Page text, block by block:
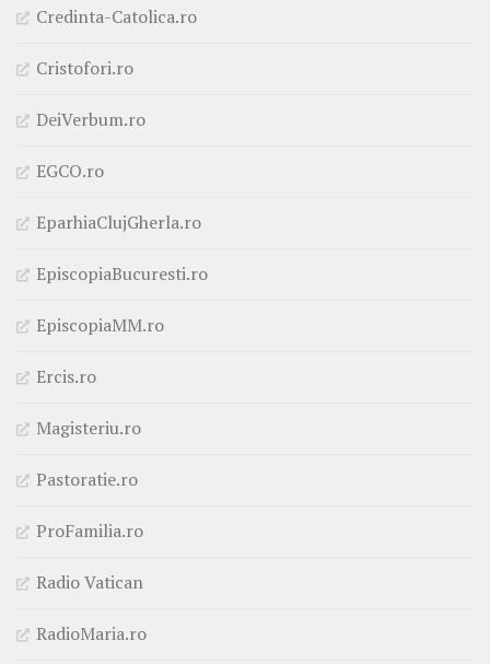
Credinta-Catolica.ro
Cristofori.ro
DeiVerbum.ro
EGCO.ro
EparhiaClujGherla.ro
EpiscopiaBucuresti.ro
EpiscopiaMM.ro
Ercis.ro
Magisteriu.ro
Pastoratie.ro
ProFamilia.ro
Radio Vatican
RadioMaria.ro